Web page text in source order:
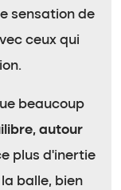
sensation de
ceux qui
beaucoup
autour
plus d’inertie
la balle, bien